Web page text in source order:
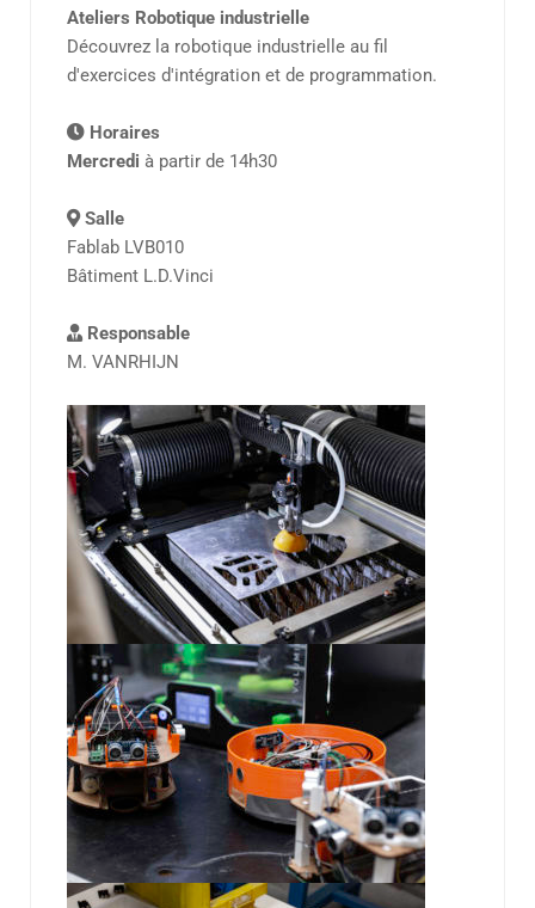
Ateliers Robotique industrielle
Découvrez la robotique industrielle au fil
d'exercices d'intégration et de programmation.
Horaires
Mercredi à partir de 14h30
Salle
Fablab LVB010
Bâtiment L.D.Vinci
Responsable
M. VANRHIJN